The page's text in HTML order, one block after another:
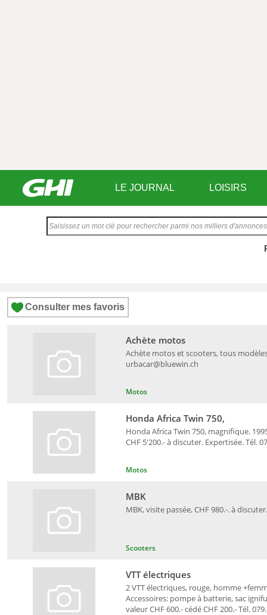
LE JOURNAL LOISIRS
Consulter mes favoris
Motos
Achète motos et scooters, tous
urbacar@bluewin.ch
Achète motos
Motos
Honda Africa Twin 750, magnifique.
CHF 5'200.- à discuter. Expertisée. Tél.
Honda Africa Twin 750,
Scooters
MBK, visite passée, CHF 980.-. à
MBK
2 VTT électriques, rouge, homme
Accessoires: pompe à batterie, sac
valeur CHF 600.- cédé CHF 200.- Tél.
VTT électriques